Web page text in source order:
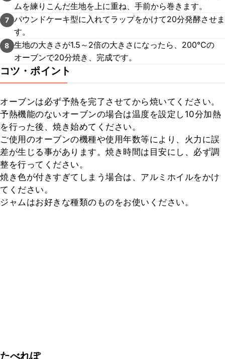
ムを練りこんだ生地を上に重ね、手前から巻きます。
7 パウンドケーキ型に入れてラップをかけて20分発酵させま
す。
8 生地の大きさが1.5～2倍の大きさになったら、200℃の
オーブンで20分焼き、完成です。
コツ・ポイント
オーブンは必ず予熱を完了させてから焼いてください。
予熱機能のないオーブンの場合は温度を設定し10分加熱
を行った後、焼き始めてください。
ご使用のオーブンの機種や使用年数等により、火力に誤
差が生じる事があります。焼き時間は目安にし、必ず調
整を行ってください。
焼き色が付きすぎてしまう場合は、アルミホイルをかけ
てください。
ジャムはお好きな種類のものをお使いください。
たべれぽ